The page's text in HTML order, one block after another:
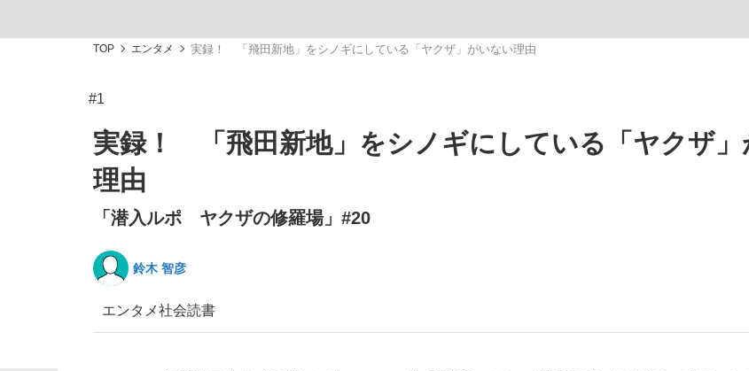
「クマが悪者扱いされているのが悲しい」『北の国から』倉本聰氏（91...
キングの誕生を、目撃せよ。
TOP エンタメ 実録！ 「飛田新地」をシノギにしている「ヤクザ」がいない理由
#1
実録！ 「飛田新地」をシノギにしている「ヤクザ」
理由
「潜入ルポ ヤクザの修羅場」#20
鈴木 智彦
エンタメ社会読書